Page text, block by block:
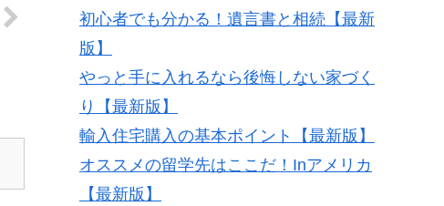
初心者でも分かる！遺言書と相続【最新
版】
やっと手に入れるなら後悔しない家づく
り【最新版】
輸入住宅購入の基本ポイント【最新版】
オススメの留学先はここだ！Inアメリカ
【最新版】